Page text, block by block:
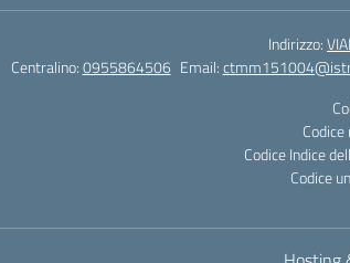
Indirizzo:
Centralino:0955864506 Email:
Codice Indice
Codice